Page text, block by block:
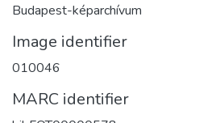
Budapest-képarchívum
Image identifier
010046
MARC identifier